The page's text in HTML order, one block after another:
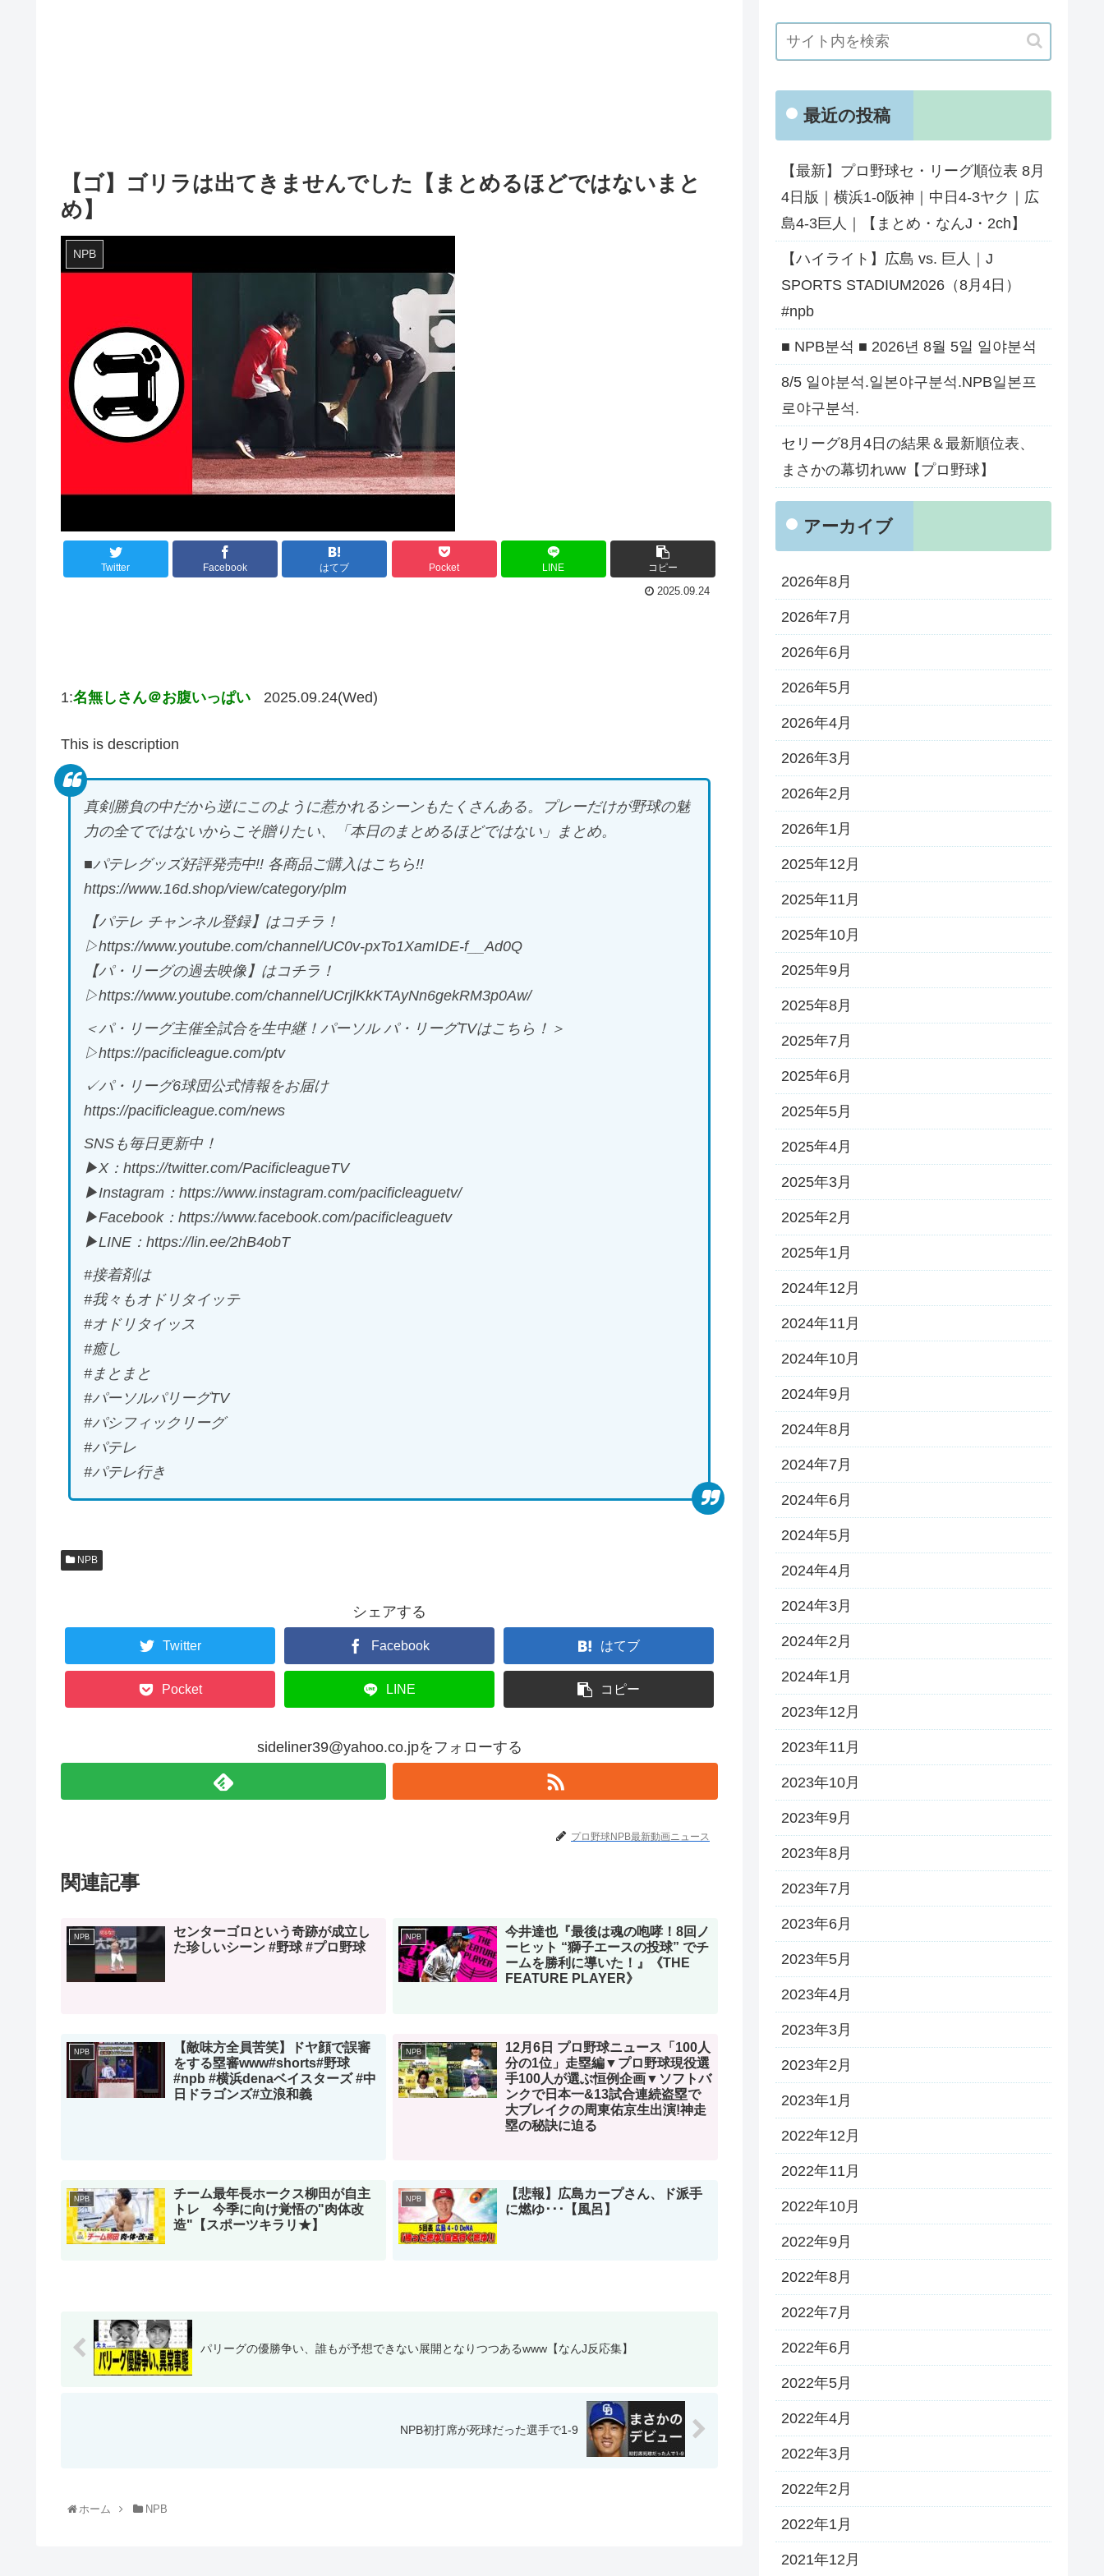
【ゴ】ゴリラは出てきませんでした【まとめるほどではないまと
め】
NPB
Twitter Facebook はてブ Pocket LINE コピー
2025.09.24
1:名無しさん＠お腹いっぱい 2025.09.24(Wed)
This is description
真剣勝負の中だから逆にこのように惹かれるシーンもたくさんある。プレーだけが野球の魅
力の全てではないからこそ贈りたい、「本日のまとめるほどではない」まとめ。
■パテレグッズ好評発売中!! 各商品ご購入はこちら!!
https://www.16d.shop/view/category/plm
【パテレ チャンネル登録】はコチラ！
▷https://www.youtube.com/channel/UC0v-pxTo1XamIDE-f__Ad0Q
【パ・リーグの過去映像】はコチラ！
▷https://www.youtube.com/channel/UCrjlKkKTAyNn6gekRM3p0Aw/
＜パ・リーグ主催全試合を生中継！パーソル パ・リーグTVはこちら！＞
▷https://pacificleague.com/ptv
✓パ・リーグ6球団公式情報をお届け
https://pacificleague.com/news
SNSも毎日更新中！
▶X：https://twitter.com/PacificleagueTV
▶Instagram：https://www.instagram.com/pacificleaguetv/
▶Facebook：https://www.facebook.com/pacificleaguetv
▶LINE：https://lin.ee/2hB4obT
#接着剤は
#我々もオドリタイッテ
#オドリタイッス
#癒し
#まとまと
#パーソルパリーグTV
#パシフィックリーグ
#パテレ
#パテレ行き
NPB
シェアする
Twitter Facebook はてブ
Pocket LINE コピー
sideliner39@yahoo.co.jpをフォローする
プロ野球NPB最新動画ニュース
関連記事
NPB
センターゴロという奇跡が成立し
た珍しいシーン #野球 #プロ野球
NPB
今井達也『最後は魂の咆哮！8回ノ
ーヒット “獅子エースの投球” でチ
ームを勝利に導いた！』《THE
FEATURE PLAYER》
NPB
【敵味方全員苦笑】ドヤ顔で誤審
をする塁審www#shorts#野球
#npb #横浜denaベイスターズ #中
日ドラゴンズ#立浪和義
NPB
12月6日 プロ野球ニュース「100人
分の1位」走塁編▼プロ野球現役選
手100人が選ぶ恒例企画▼ソフトバ
ンクで日本一&13試合連続盗塁で
大ブレイクの周東佑京生出演!神走
塁の秘訣に迫る
NPB
チーム最年長ホークス柳田が自主
トレ 今季に向け覚悟の"肉体改
造"【スポーツキラリ★】
NPB
【悲報】広島カープさん、ド派手
に燃ゆ･･･【風呂】
パリーグの優勝争い、誰もが予想できない展開となりつつあるwww【なんJ反応集】
NPB初打席が死球だった選手で1-9
ホーム NPB
最近の投稿
【最新】プロ野球セ・リーグ順位表 8月
4日版｜横浜1-0阪神｜中日4-3ヤク｜広
島4-3巨人｜【まとめ・なんJ・2ch】
【ハイライト】広島 vs. 巨人｜J
SPORTS STADIUM2026（8月4日）
#npb
■ NPB분석 ■ 2026년 8월 5일 일야분석
8/5 일야분석.일본야구분석.NPB일본프
로야구분석.
セリーグ8月4日の結果＆最新順位表、
まさかの幕切れww【プロ野球】
アーカイブ
2026年8月
2026年7月
2026年6月
2026年5月
2026年4月
2026年3月
2026年2月
2026年1月
2025年12月
2025年11月
2025年10月
2025年9月
2025年8月
2025年7月
2025年6月
2025年5月
2025年4月
2025年3月
2025年2月
2025年1月
2024年12月
2024年11月
2024年10月
2024年9月
2024年8月
2024年7月
2024年6月
2024年5月
2024年4月
2024年3月
2024年2月
2024年1月
2023年12月
2023年11月
2023年10月
2023年9月
2023年8月
2023年7月
2023年6月
2023年5月
2023年4月
2023年3月
2023年2月
2023年1月
2022年12月
2022年11月
2022年10月
2022年9月
2022年8月
2022年7月
2022年6月
2022年5月
2022年4月
2022年3月
2022年2月
2022年1月
2021年12月